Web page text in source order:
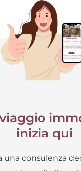
inizia qui
una consulenza